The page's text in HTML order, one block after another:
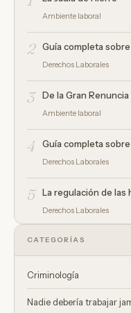
Ambiente laboral
2 Guía completa
Derechos Laborales
3 De la Gran
Ambiente laboral
4 Guía completa
Derechos Laborales
5 La regulación de las
Derechos Laborales
CATEGORÍAS
Criminología
Nadie debería trabajar